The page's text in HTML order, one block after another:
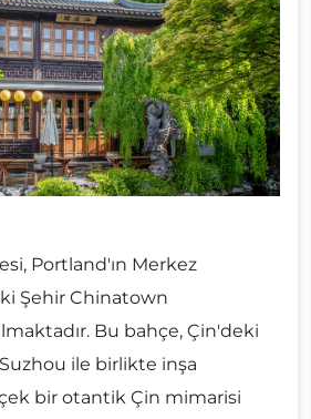
Portland'ın Merkez
Şehir Chinatown
Bu bahçe, Çin'deki
ile birlikte inşa
bir otantik Çin mimarisi